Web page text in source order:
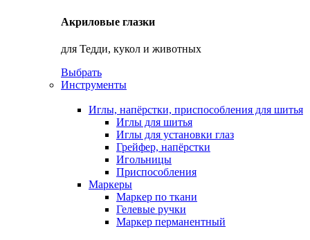
Акриловые глазки
для Тедди, кукол и животных
Выбрать
Инструменты
Иглы, напёрстки, приспособления для шитья
Иглы для шитья
Иглы для установки глаз
Грейфер, напёрстки
Игольницы
Приспособления
Маркеры
Маркер по ткани
Гелевые ручки
Маркер перманентный